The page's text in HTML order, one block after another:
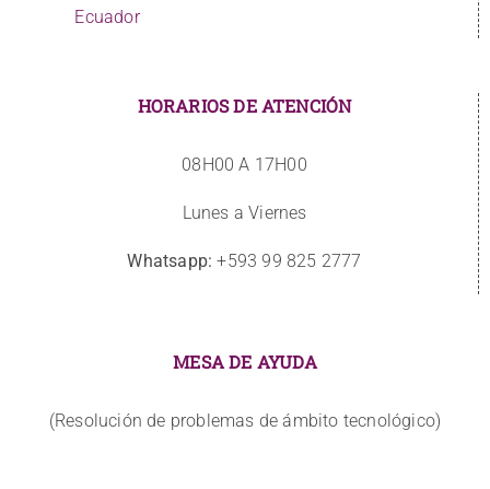
Ecuador
HORARIOS DE ATENCIÓN
08H00 A 17H00
Lunes a Viernes
Whatsapp: +593 99 825 2777
MESA DE AYUDA
(Resolución de problemas de ámbito tecnológico)